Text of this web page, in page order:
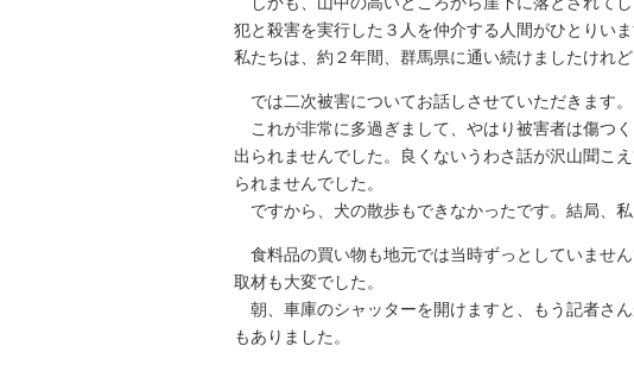
犯と殺害を実行した３人を仲介する人間がひとりい
私たちは、約２年間、群馬県に通い続けましたけれ
では二次被害についてお話しさせていただきます。
これが非常に多過ぎまして、やはり被害者は傷つ
出られませんでした。良くないうわさ話が沢山聞こ
られませんでした。
ですから、犬の散歩もできなかったです。結局、
食料品の買い物も地元では当時ずっとしていませ
取材も大変でした。
朝、車庫のシャッターを開けますと、もう記者さ
もありました。